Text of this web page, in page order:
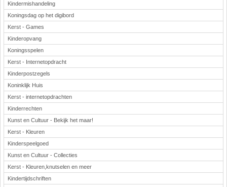
Kindermishandeling
Koningsdag op het digibord
Kerst - Games
Kinderopvang
Koningsspelen
Kerst - Internetopdracht
Kinderpostzegels
Koninklijk Huis
Kerst - internetopdrachten
Kinderrechten
Kunst en Cultuur - Bekijk het maar!
Kerst - Kleuren
Kinderspeelgoed
Kunst en Cultuur - Collecties
Kerst - Kleuren,knutselen en meer
Kindertijdschriften